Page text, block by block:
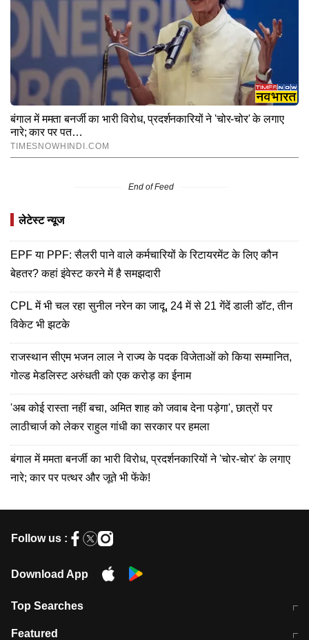
End of Feed
लेटेस्ट न्यूज
EPF या PPF: सैलरी पाने वाले कर्मचारियों के रिटायरमेंट के लिए कौन
बेहतर? कहां इंवेस्ट करने में है समझदारी
CPL में भी चल रहा सुनील नरेन का जादू, 24 में से 21 गेंदें डाली डॉट, तीन
विकेट भी झटके
राजस्थान सीएम भजन लाल ने राज्य के पदक विजेताओं को किया सम्मानित,
गोल्ड मेडलिस्ट अरुंधती को एक करोड़ का ईनाम
'अब कोई रास्ता नहीं बचा, अमित शाह को जवाब देना पड़ेगा', छात्रों पर
लाठीचार्ज को लेकर राहुल गांधी का सरकार पर हमला
बंगाल में ममता बनर्जी का भारी विरोध, प्रदर्शनकारियों ने 'चोर-चोर' के लगाए
नारे; कार पर पत्थर और जूते भी फेंके!
Follow us :
Download App
Top Searches
मुंबई में लगे 'जेन जी' के पोस्टर, लिखा- 'मैं
Featured